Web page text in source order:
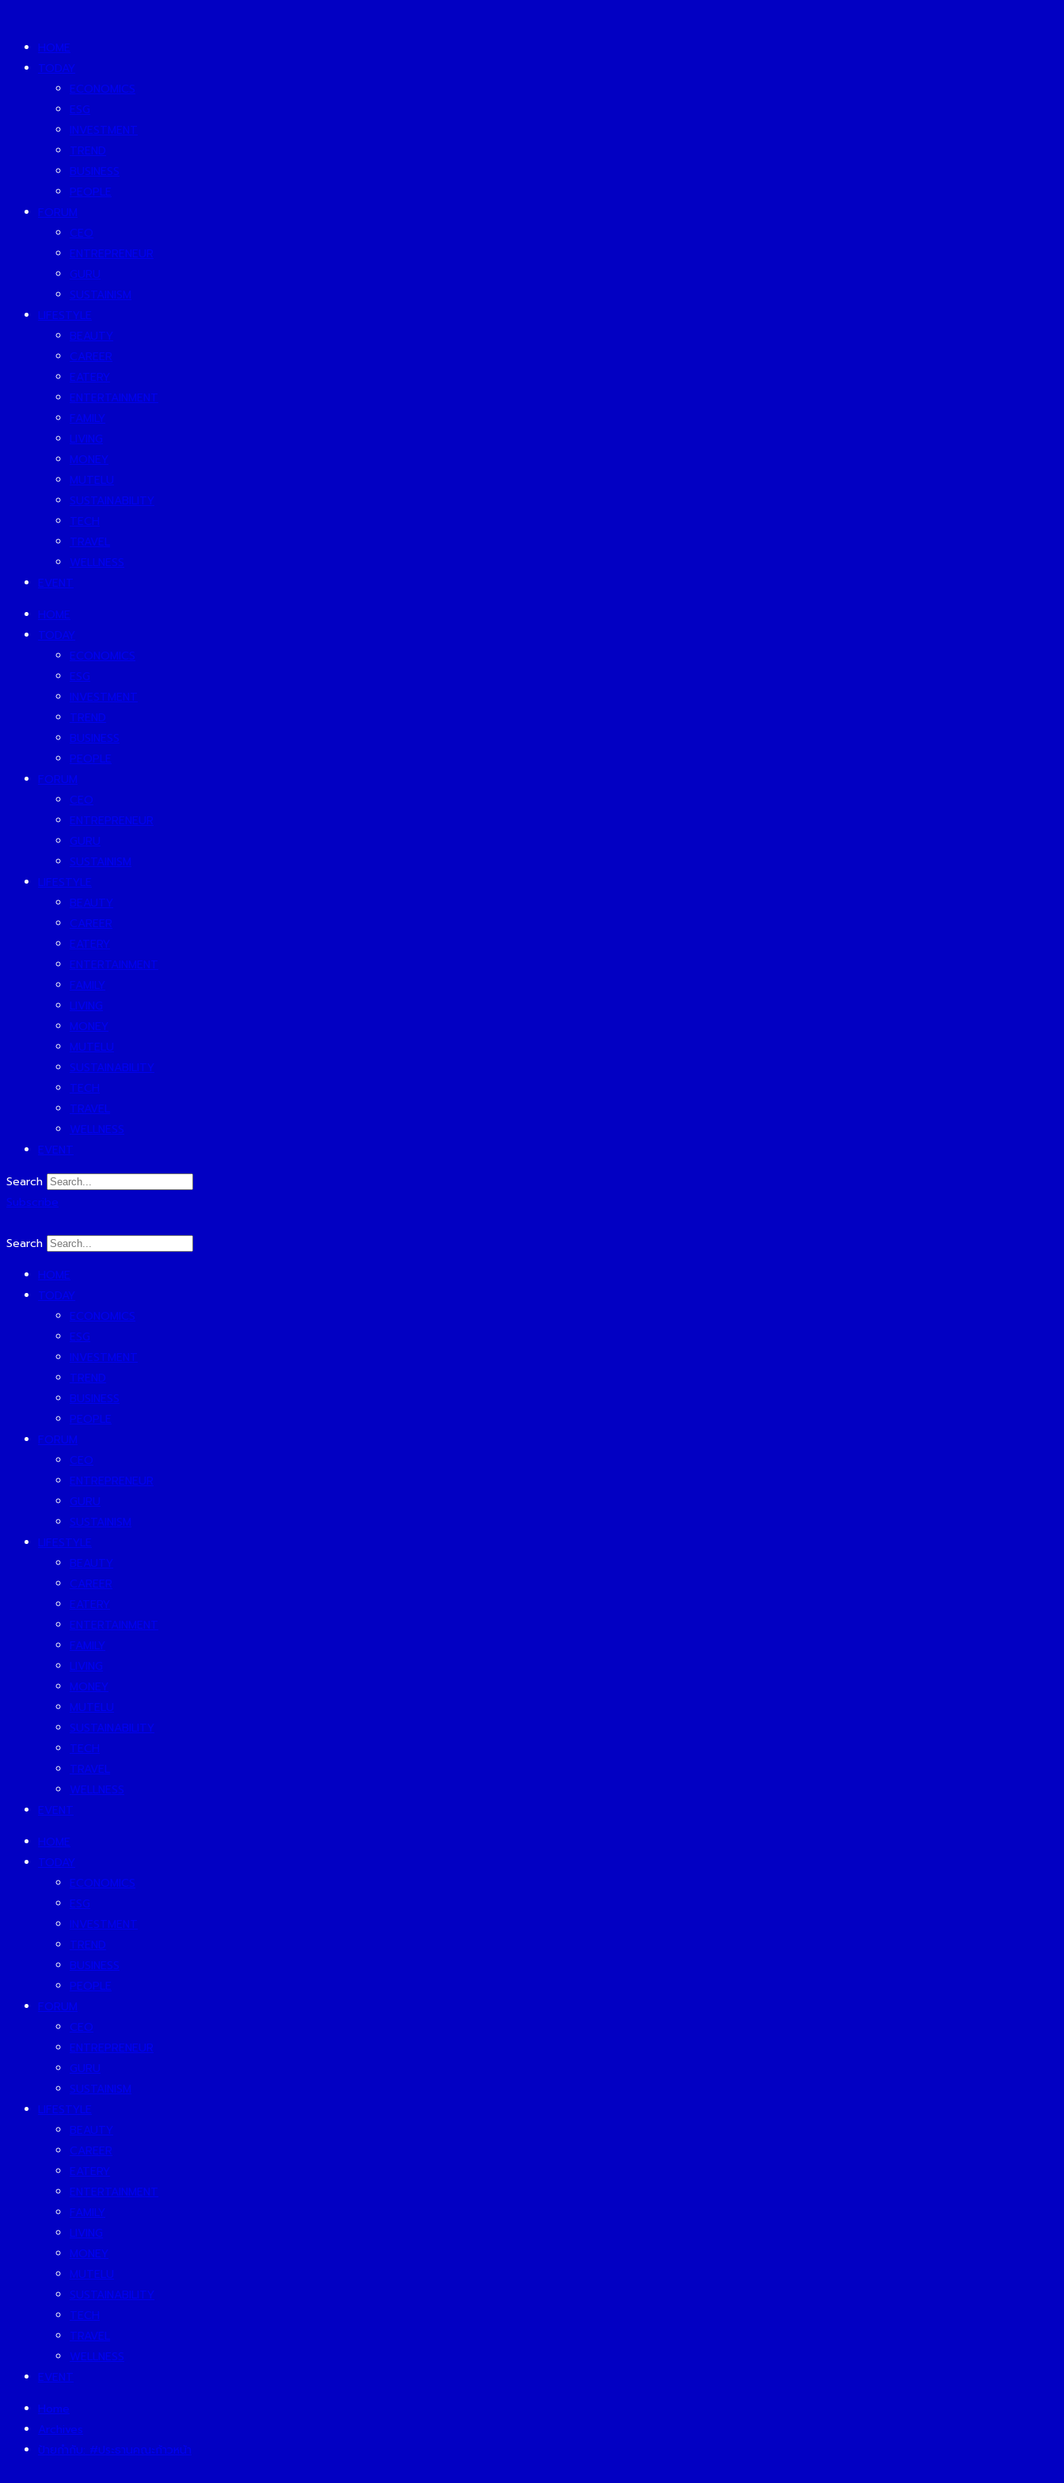
HOME
TODAY
ECONOMICS
ESG
INVESTMENT
TREND
BUSINESS
PEOPLE
FORUM
CEO
ENTREPRENEUR
GURU
SUSTAINISM
LIFESTYLE
BEAUTY
CAREER
EATERY
ENTERTAINMENT
FAMILY
LIVING
MONEY
MUTELU
SUSTAINABILITY
TECH
TRAVEL
WELLNESS
EVENT
HOME
TODAY
ECONOMICS
ESG
INVESTMENT
TREND
BUSINESS
PEOPLE
FORUM
CEO
ENTREPRENEUR
GURU
SUSTAINISM
LIFESTYLE
BEAUTY
CAREER
EATERY
ENTERTAINMENT
FAMILY
LIVING
MONEY
MUTELU
SUSTAINABILITY
TECH
TRAVEL
WELLNESS
EVENT
Search
Subscribe
Search
HOME
TODAY
ECONOMICS
ESG
INVESTMENT
TREND
BUSINESS
PEOPLE
FORUM
CEO
ENTREPRENEUR
GURU
SUSTAINISM
LIFESTYLE
BEAUTY
CAREER
EATERY
ENTERTAINMENT
FAMILY
LIVING
MONEY
MUTELU
SUSTAINABILITY
TECH
TRAVEL
WELLNESS
EVENT
HOME
TODAY
ECONOMICS
ESG
INVESTMENT
TREND
BUSINESS
PEOPLE
FORUM
CEO
ENTREPRENEUR
GURU
SUSTAINISM
LIFESTYLE
BEAUTY
CAREER
EATERY
ENTERTAINMENT
FAMILY
LIVING
MONEY
MUTELU
SUSTAINABILITY
TECH
TRAVEL
WELLNESS
EVENT
Home
Archives
ป้ายกำกับ: #ประธานคณะก้าวหน้า